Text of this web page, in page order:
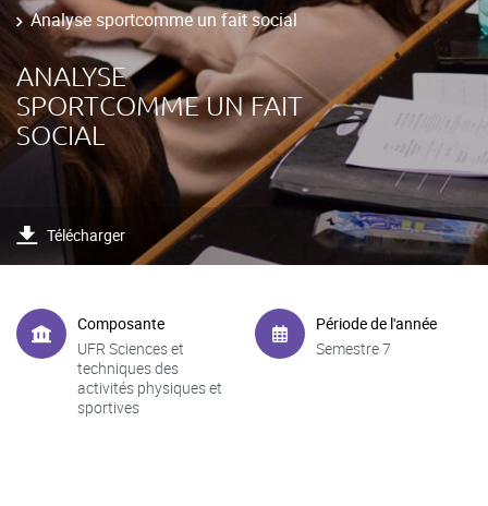
Analyse sportcomme un fait social
ANALYSE
SPORTCOMME UN FAIT
SOCIAL
Télécharger
Composante
UFR Sciences et
techniques des
activités physiques et
sportives
Période de l'année
Semestre 7